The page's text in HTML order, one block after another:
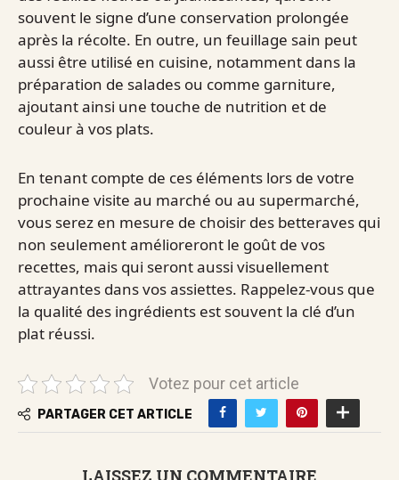
souvent le signe d’une conservation prolongée
après la récolte. En outre, un feuillage sain peut
aussi être utilisé en cuisine, notamment dans la
préparation de salades ou comme garniture,
ajoutant ainsi une touche de nutrition et de
couleur à vos plats.
En tenant compte de ces éléments lors de votre
prochaine visite au marché ou au supermarché,
vous serez en mesure de choisir des betteraves qui
non seulement amélioreront le goût de vos
recettes, mais qui seront aussi visuellement
attrayantes dans vos assiettes. Rappelez-vous que
la qualité des ingrédients est souvent la clé d’un
plat réussi.
Votez pour cet article
PARTAGER CET ARTICLE
LAISSEZ UN COMMENTAIRE